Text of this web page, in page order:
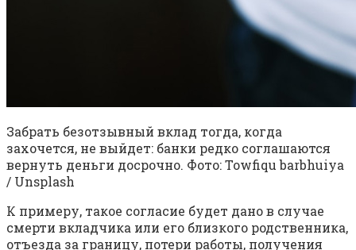
Забрать безотзывный вклад тогда, когда
захочется, не выйдет: банки редко соглашаются
вернуть деньги досрочно. Фото: Towfiqu barbhuiya
/ Unsplash
К примеру, такое согласие будет дано в случае
смерти вкладчика или его близкого родственника,
отъезда за границу, потери работы, получения